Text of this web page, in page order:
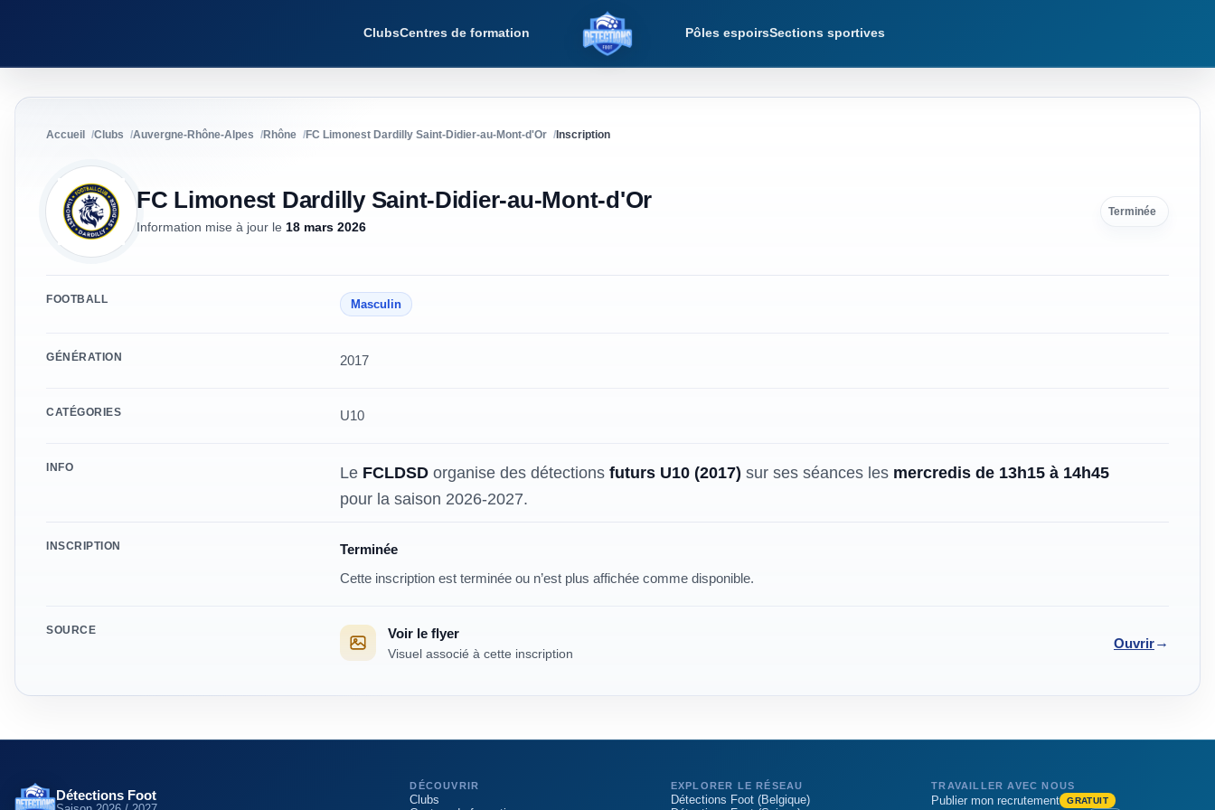
ClubsCentres de formation
Détections Foot
Pôles espoirsSections sportives
Accueil Clubs Auvergne-Rhône-Alpes Rhône FC Limonest Dardilly Saint-Didier-au-Mont-d'Or Inscription
FC Limonest Dardilly Saint-Didier-au-Mont-d'Or
Information mise à jour le 18 mars 2026
Terminée
FOOTBALL Masculin
GÉNÉRATION 2017
CATÉGORIES U10
INFO Le FCLDSD organise des détectionsfuturs U10 (2017) sur ses séances les mercredis de 13h15 à 14h45
pour la saison 2026-2027.
Modalités
INSCRIPTION
Terminée
Cette inscription est terminée ou n’est plus affichée comme disponible.
SOURCE Voir le flyer
Visuel associé à cette inscription
Ouvrir→
Détections Foot
DÉCOUVRIR
Clubs
EXPLORER LE RÉSEAU
Détections Foot (Belgique)
TRAVAILLER AVEC NOUS
Publier mon recrutement GRATUIT